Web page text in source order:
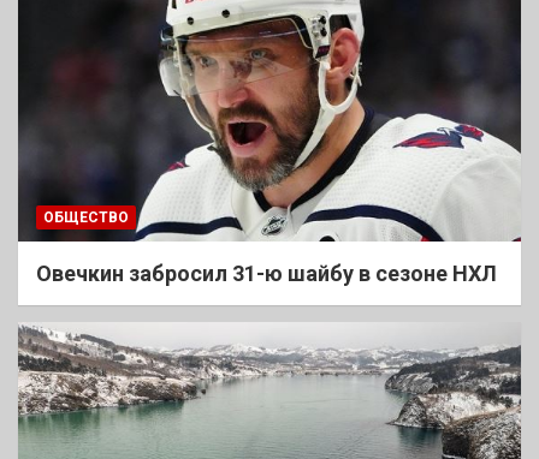
ОБЩЕСТВО
Овечкин забросил 31-ю шайбу в сезоне НХЛ